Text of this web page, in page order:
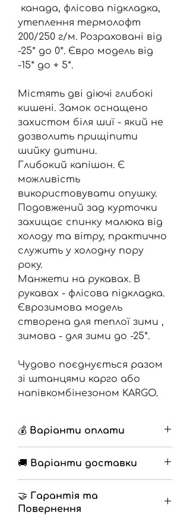
канада, флісова підкладка,
утеплення термолофт
200/250 г/м. Розраховані від
-25* до 0*. Євро модель від
-15* до + 5*.
Містять дві діючі глибокі
кишені. Замок оснащено
захистом біля шиї - який не
дозволить прищіпити
шийку дитини.
Глибокий капішон. Є
можливість
використовувати опушку.
Подовжений зад курточки
захищає спинку малюка від
холоду та вітру, практично
служить у холодну пору
року.
Манжети на рукавах. В
рукавах - флісова підкладка.
Єврозимова модель
створена для теплої зими ,
зимова - для зими до -25*.
Чудово поєднується разом
зі штанцями карго або
напівкомбінезоном KARGO.
💰 Варіанти оплати
передоплатою 200грн
🔹 Повна оплата на
разрахунковий рахунок
🚚 Варіанти доставки
🔹 Самовивіз
🤝 Гарантія та
Повернення